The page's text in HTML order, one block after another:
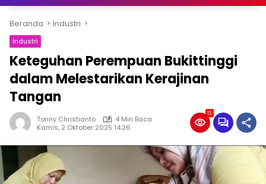
Beranda Industri
Industri
Keteguhan Perempuan Bukittinggi
dalam Melestarikan Kerajinan
Tangan
Tonny Christianto
4 Min Baca
Kamis, 2 Oktober 2025 14:26
12